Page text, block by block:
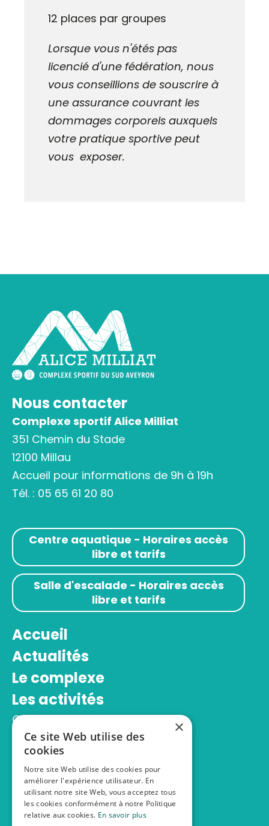
12 places par groupes
Lorsque vous n'étés pas
licencié d'une fédération, nous
vous conseillions de souscrire à
une assurance couvrant les
dommages corporels auxquels
votre pratique sportive peut
vous exposer.
Nous contacter
Complexe sportif Alice Milliat
351 Chemin du Stade
12100 Millau
Accueil pour informations de 9h à 19h
Tél. : 05 65 61 20 80
Centre aquatique - Horaires accès
libre et tarifs
Salle d'escalade - Horaires accès
libre et tarifs
Accueil
Actualités
Le complexe
Les activités
Centre aquatique
Salle d’escalade
Espace bien-être
Stages sportifs
Infos pratiques
Inscriptions
×
Ce site Web utilise des
cookies
Notre site Web utilise des cookies pour
améliorer l'expérience utilisateur. En
utilisant notre site Web, vous acceptez tous
les cookies conformément à notre Politique
relative aux cookies. En savoir plus